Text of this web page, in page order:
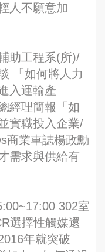
人不願意加
助工程系(所)/
「如何將人力
入運輸產
經理簡報「如
實職投入企業/
商業車誌楊政勳
需求與供給有
302室
選擇性觸媒還
年就突破